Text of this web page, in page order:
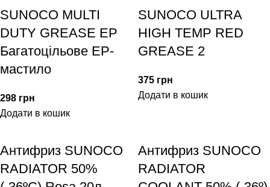
SUNOCO MULTI
DUTY GREASE EP
Багатоцільове EP-
мастило
298 грн
Додати в кошик
SUNOCO ULTRA
HIGH TEMP RED
GREASE 2
375 грн
Додати в кошик
Антифриз SUNOCO
RADIATOR 50%
Антифриз SUNOCO
RADIATOR